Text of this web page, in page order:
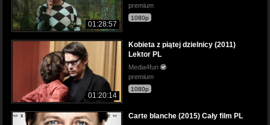
01:28:57
premium
1080p
01:20:14
Kobieta z piątej dzielnicy (2011)
Lektor PL
Media4fun
premium
1080p
Carte blanche (2015) Cały film PL